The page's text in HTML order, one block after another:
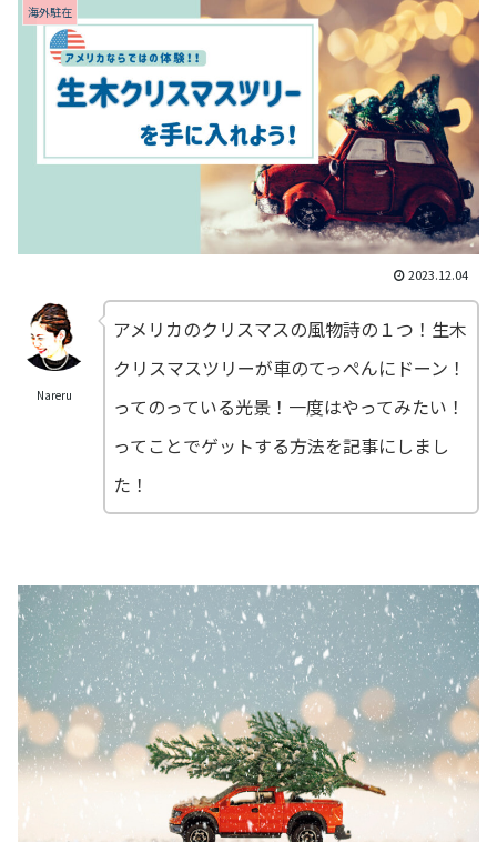
海外駐在
2023.12.04
Nareru
アメリカのクリスマスの風物詩の１つ！生木
クリスマスツリーが車のてっぺんにドーン！
ってのっている光景！一度はやってみたい！
ってことでゲットする方法を記事にしまし
た！